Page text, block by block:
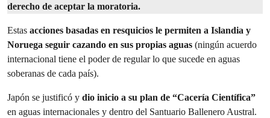
derecho de aceptar la moratoria.
Estas acciones basadas en resquicios le permiten a Islandia y
Noruega seguir cazando en sus propias aguas (ningún acuerdo
internacional tiene el poder de regular lo que sucede en aguas
soberanas de cada país).
Japón se justificó y dio inicio a su plan de “Cacería Científica”
en aguas internacionales y dentro del Santuario Ballenero Austral.